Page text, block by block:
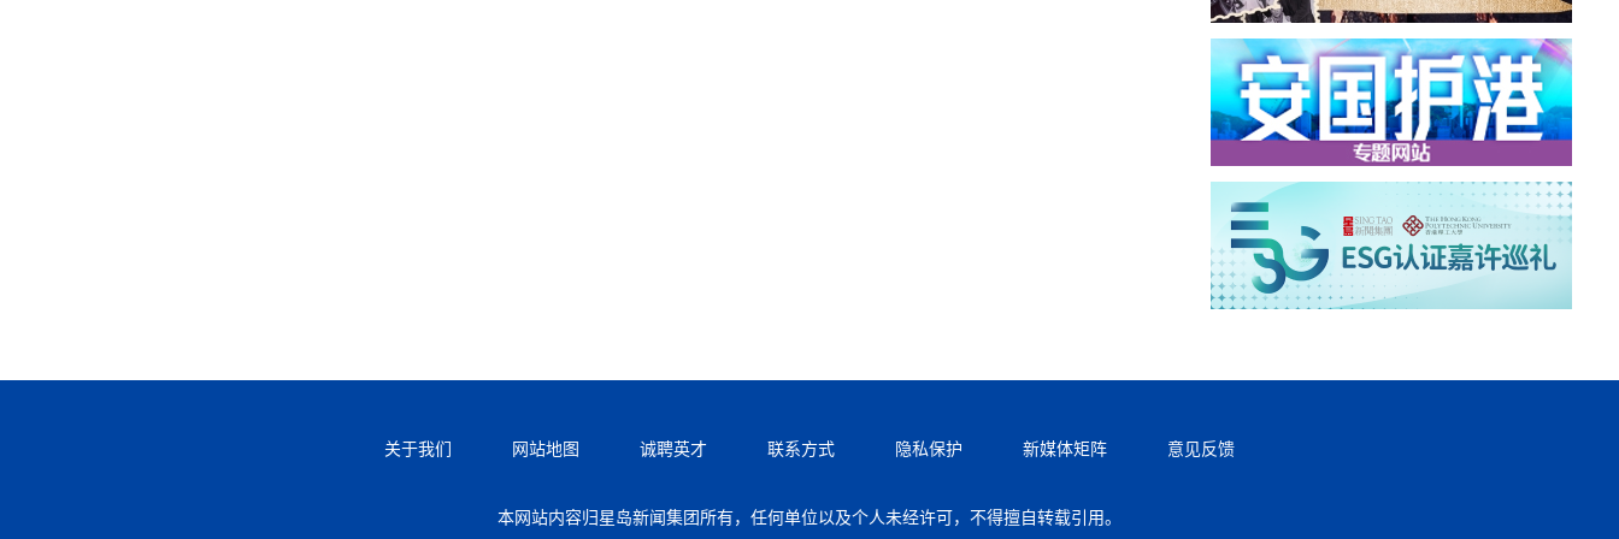
关于我们 网站地图 诚聘英才 联系方式 隐私保护 新媒体矩阵 意见反馈
本网站内容归星岛新闻集团所有，任何单位以及个人未经许可，不得擅自转载引用。